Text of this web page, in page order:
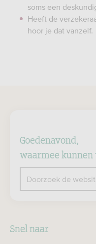
soms een
Heeft de
hoor je dat vanzelf.
Goedenavond,
waarmee kunnen
Doorzoek de
Snel naar